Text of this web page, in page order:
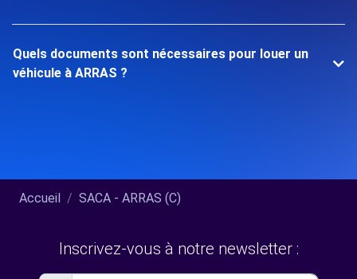
Quels documents sont nécessaires pour louer un
véhicule à ARRAS ?
Accueil SACA - ARRAS (C)
Inscrivez-vous à notre newsletter :